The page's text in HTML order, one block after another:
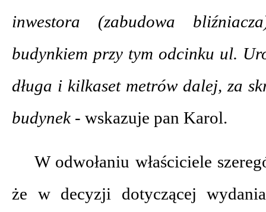
inwestora (zabudowa
budynkiem przy tym odcinku ul.
długa i kilkaset metrów dalej, za
budynek - wskazuje pan Karol.
W odwołaniu właściciele
że w decyzji dotyczącej